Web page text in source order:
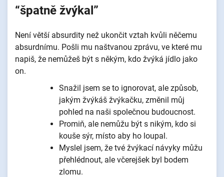
“špatně žvýkal”
Není větší absurdity než ukončit vztah kvůli něčemu
absurdnímu. Pošli mu naštvanou zprávu, ve které mu
napiš, že nemůžeš být s někým, kdo žvýká jídlo jako
on.
Snažil jsem se to ignorovat, ale způsob,
jakým žvýkáš žvýkačku, změnil můj
pohled na naši společnou budoucnost.
Promiň, ale nemůžu být s nikým, kdo si
kouše sýr, místo aby ho loupal.
Myslel jsem, že tvé žvýkací návyky můžu
přehlédnout, ale včerejšek byl bodem
zlomu.